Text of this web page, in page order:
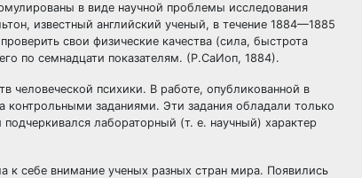
в виде научной проблемы исследования
известный английский ученый, в течение 1884—1885
свои физические качества (сила, быстрота
по семнадцати показателям. (Р.СаИоп, 1884).
человеческой психики. В работе, опубликованной в
контрольными заданиями. Эти задания обладали только
лабораторный (т. е. научный) характер
к себе внимание ученых разных стран мира. Появились